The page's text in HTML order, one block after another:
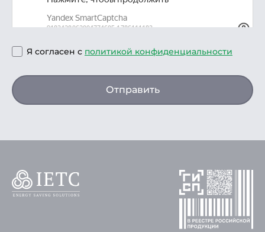
Я согласен с политикой конфиденциальности
Отправить